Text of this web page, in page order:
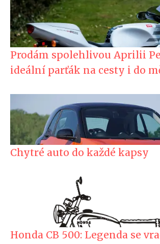
Prodám spolehlivou Aprilii
ideální parťák na cesty i do
Chytré auto do každé kapsy
Honda CB 500: Legenda se